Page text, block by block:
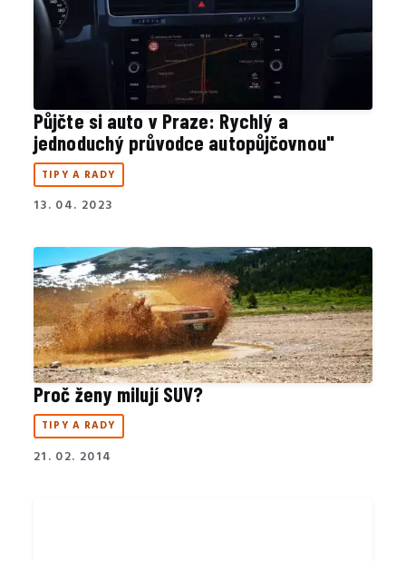
Půjčte si auto v Praze: Rychlý a
jednoduchý průvodce autopůjčovnou"
TIPY A RADY
13. 04. 2023
Proč ženy milují SUV?
TIPY A RADY
21. 02. 2014